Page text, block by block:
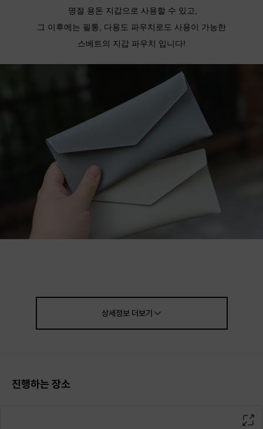
명절 용돈 지갑으로 사용할 수 있고,
그 이후에는 필통, 다용도 파우치로도 사용이 가능한
스베트의 지갑 파우치 입니다!
일회성 사용 제품이 아닌,
상세정보더보기
진행하는 장소